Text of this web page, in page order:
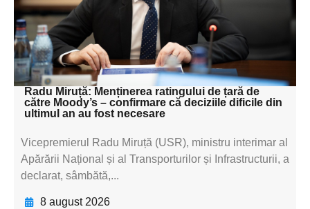
textul pentru
subtitluAdaugă aici
textul pentru subti
Radu Miruță: Menținerea ratingului de țară de
către Moody’s – confirmare că deciziile dificile din
ultimul an au fost necesare
Vicepremierul Radu Miruță (USR), ministru interimar al
Apărării Național și al Transporturilor și Infrastructurii, a
declarat, sâmbătă,...
8 august 2026